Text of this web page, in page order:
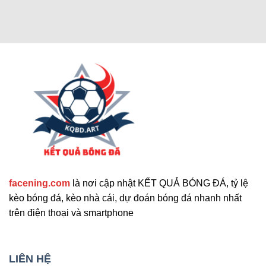
Ngoài các tính năng chính, trang web còn cung
cấp nhiều công cụ hỗ trợ khác. Những tính năng
mở rộng nổi bật mà bạn không nên bỏ qua. Chúng
facening.com là nơi cập nhật KẾT QUẢ BÓNG ĐÁ, tỷ lệ
kèo bóng đá, kèo nhà cái, dự đoán bóng đá nhanh nhất
trên điện thoại và smartphone
LIÊN HỆ